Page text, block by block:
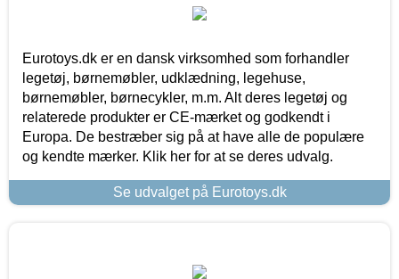
Eurotoys.dk er en dansk virksomhed som forhandler
legetøj, børnemøbler, udklædning, legehuse,
børnemøbler, børnecykler, m.m. Alt deres legetøj og
relaterede produkter er CE-mærket og godkendt i
Europa. De bestræber sig på at have alle de populære
og kendte mærker. Klik her for at se deres udvalg.
Se udvalget på Eurotoys.dk